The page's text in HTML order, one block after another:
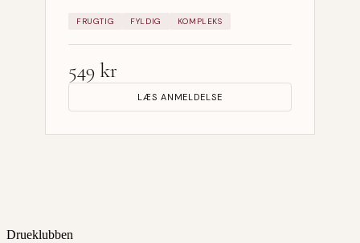
FRUGTIG FYLDIG KOMPLEKS
549 kr
LÆS ANMELDELSE
Drueklubben